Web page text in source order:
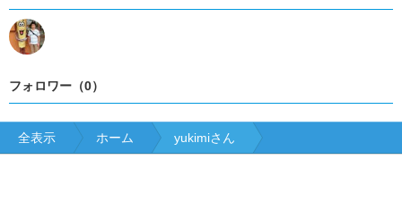
フォロワー（0）
全表示 ホーム yukimiさん